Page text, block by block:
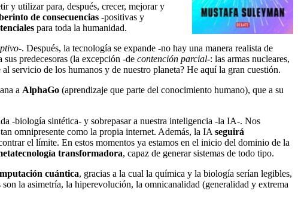
y utilizar para, después, crecer, mejorar y
de consecuencias -positivas y
para toda la humanidad.
-. Después, la tecnología se expande -no hay una manera realista de
predecesoras (la excepción -de contención parcial-: las armas nucleares,
servicio de los humanos y de nuestro planeta? He aquí la gran cuestión.
a AlphaGo (aprendizaje que parte del conocimiento humano), que a su
-biología sintética- y sobrepasar a nuestra inteligencia -la IA-. Nos
omnipresente como la propia internet. Además, la IA seguirá
el límite. En estos momentos ya estamos en el inicio del dominio de la
transformadora, capaz de generar sistemas de todo tipo.
cuántica, gracias a la cual la química y la biología serían legibles,
son la asimetría, la hiperevolución, la omnicanalidad (generalidad y extrema